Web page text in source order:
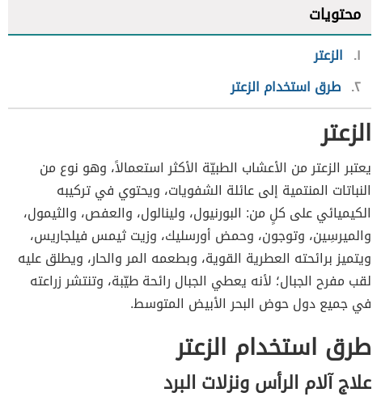
محتويات
١ الزعتر
٢ طرق استخدام الزعتر
الزعتر
يعتبر الزعتر من الأعشاب الطبيّة الأكثر استعمالاً، وهو نوع من
النباتات المنتمية إلى عائلة الشفويات، ويحتوي في تركيبه
الكيميائي على كلٍ من: البورنيول، ولينالول، والعفص، والثيمول،
والميرسِين، وتوجون، وحمض أورسليك، وزيت ثيمس فيلجاريس،
ويتميز برائحته العطرية القوية، وبطعمه المر والحار، ويطلق عليه
لقب مفرح الجبال؛ لأنه يعطي الجبال رائحة طيّبة، وتنتشر زراعته
في جميع دول حوض البحر الأبيض المتوسط.
طرق استخدام الزعتر
علاج آلام الرأس ونزلات البرد